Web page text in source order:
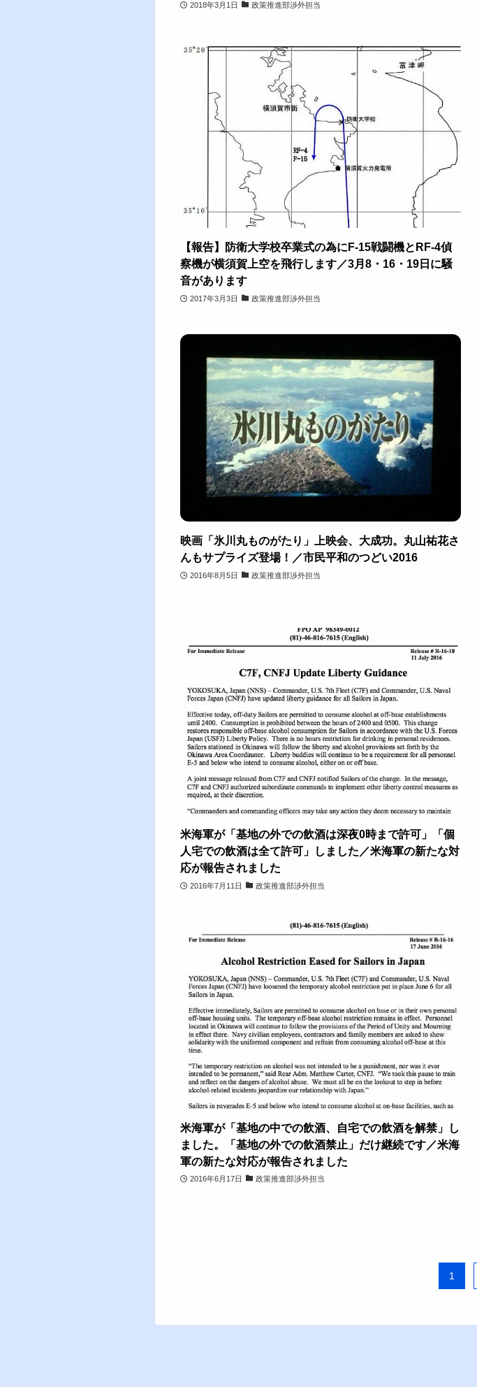
2018年3月1日 政策推進部渉外担当
【報告】防衛大学校卒業式の為にF-15戦闘機とRF-4偵
察機が横須賀上空を飛行します／3月8・16・19日に騒
音があります
2017年3月3日 政策推進部渉外担当
映画「氷川丸ものがたり」上映会、大成功。丸山祐花さ
んもサプライズ登場！／市民平和のつどい2016
2016年8月5日 政策推進部渉外担当
米海軍が「基地の外での飲酒は深夜0時まで許可」「個
人宅での飲酒は全て許可」しました／米海軍の新たな対
応が報告されました
2016年7月11日 政策推進部渉外担当
米海軍が「基地の中での飲酒、自宅での飲酒を解禁」し
ました。「基地の外での飲酒禁止」だけ継続です／米海
軍の新たな対応が報告されました
2016年6月17日 政策推進部渉外担当
1